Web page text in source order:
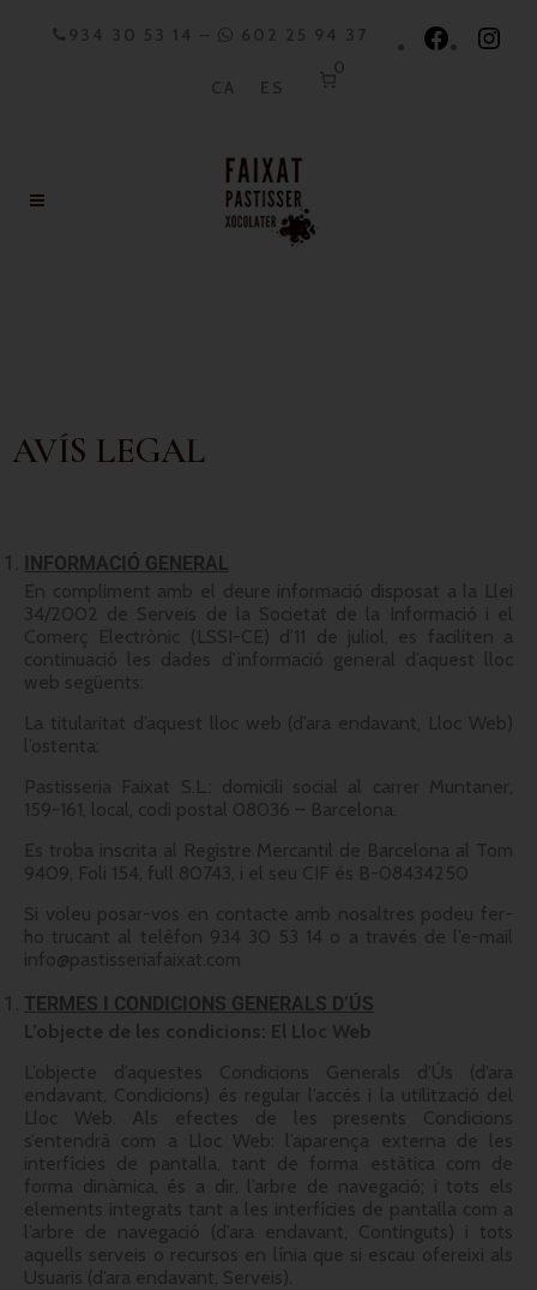
934 30 53 14 – 602 25 94 37
CA ES
0
AVÍS LEGAL
INFORMACIÓ GENERAL
En compliment amb el deure informació disposat a la Llei
34/2002 de Serveis de la Societat de la Informació i el
Comerç Electrònic (LSSI-CE) d’11 de juliol, es faciliten a
continuació les dades d’informació general d’aquest lloc
web següents:
La titularitat d’aquest lloc web (d’ara endavant, Lloc Web)
l’ostenta:
Pastisseria Faixat S.L.: domicili social al carrer Muntaner,
159-161, local, codi postal 08036 – Barcelona.
Es troba inscrita al Registre Mercantil de Barcelona al Tom
9409, Foli 154, full 80743, i el seu CIF és B-08434250
Si voleu posar-vos en contacte amb nosaltres podeu fer-
ho trucant al telèfon 934 30 53 14 o a través de l’e-mail
info@pastisseriafaixat.com
TERMES I CONDICIONS GENERALS D’ÚS
L’objecte de les condicions: El Lloc Web
L’objecte d’aquestes Condicions Generals d’Ús (d’ara
endavant, Condicions) és regular l’accés i la utilització del
Lloc Web. Als efectes de les presents Condicions
s’entendrà com a Lloc Web: l’aparença externa de les
interfícies de pantalla, tant de forma estàtica com de
forma dinàmica, és a dir, l’arbre de navegació; i tots els
elements integrats tant a les interfícies de pantalla com a
l’arbre de navegació (d’ara endavant, Continguts) i tots
aquells serveis o recursos en línia que si escau ofereixi als
Usuaris (d’ara endavant, Serveis).